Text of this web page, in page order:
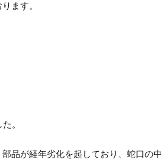
ます。
。
品が経年劣化を起しており、蛇口の中